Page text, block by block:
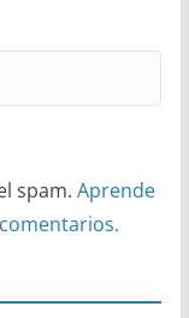
spam. Aprende